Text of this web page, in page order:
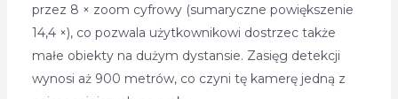
przez 8 × zoom cyfrowy (sumaryczne powiększenie
14,4 ×), co pozwala użytkownikowi dostrzec także
małe obiekty na dużym dystansie. Zasięg detekcji
wynosi aż 900 metrów, co czyni tę kamerę jedną z